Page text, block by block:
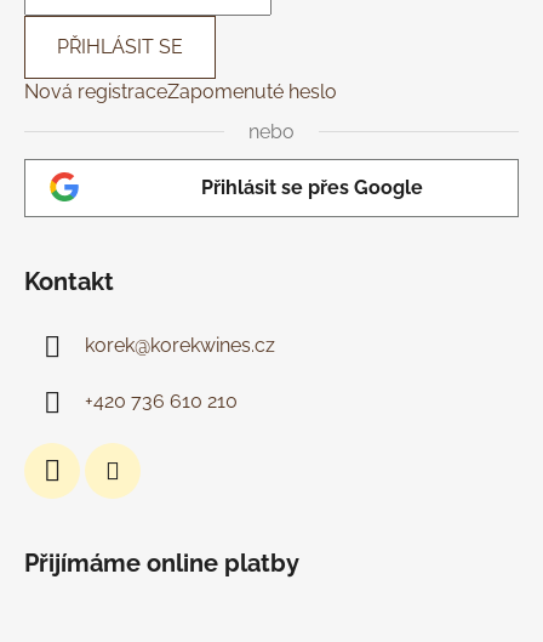
PŘIHLÁSIT SE
Nová registraceZapomenuté heslo
nebo
Přihlásit se přes Google
Kontakt
korek@korekwines.cz
+420 736 610 210
Přijímáme online platby